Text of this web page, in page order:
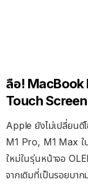
ลือ! MacBook
Touch
Apple ยังไม่เปลี่ยน
M1 Pro, M1 Max ใ
ใหม่ในรุ่นหน้าจอ
จากเดิมที่เป็นรอยบาก